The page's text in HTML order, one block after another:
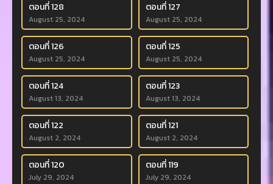
ตอนที่ 128
August 25, 2024
ตอนที่ 127
August 25, 2024
ตอนที่ 126
August 25, 2024
ตอนที่ 125
August 25, 2024
ตอนที่ 124
August 13, 2024
ตอนที่ 123
August 13, 2024
ตอนที่ 122
August 2, 2024
ตอนที่ 121
August 2, 2024
ตอนที่ 120
July 29, 2024
ตอนที่ 119
July 29, 2024